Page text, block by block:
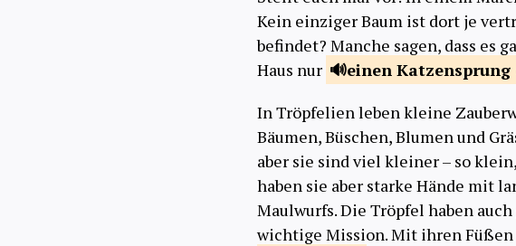
Kein einziger Baum ist dort je
befindet? Manche sagen, dass es
Haus nur
einen
In Tröpfelien leben kleine
Bäumen, Büschen, Blumen und
aber sie sind viel kleiner – so
haben sie aber starke Hände mit
Maulwurfs. Die Tröpfel haben
wichtige Mission. Mit ihren